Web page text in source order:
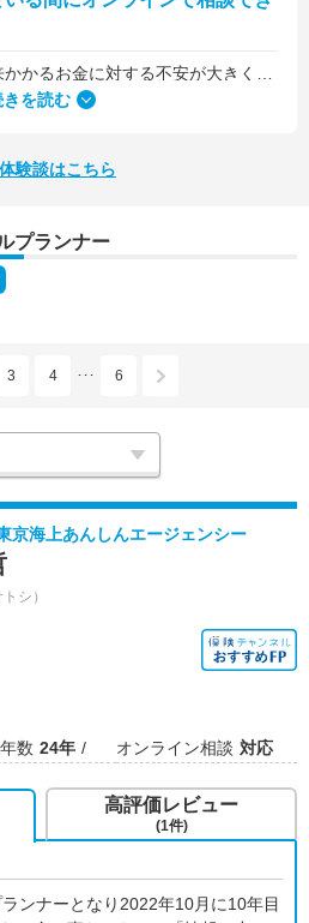
と同じように子どもの将来のお金のことで悩んでいる友人にも教えました。
きを読む
験談はこちら
プランナー
3 4 ･･･ 6
京海上あんしんエージェンシー
シ）
数 24年 オンライン相談 対応
ンナーとなり2022年10月に10年目
高評価レビュー
(1件)